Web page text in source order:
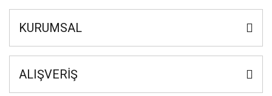
KURUMSAL
ALIŞVERİŞ